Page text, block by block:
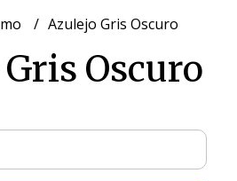
Azulejo Gris Oscuro
Oscuro